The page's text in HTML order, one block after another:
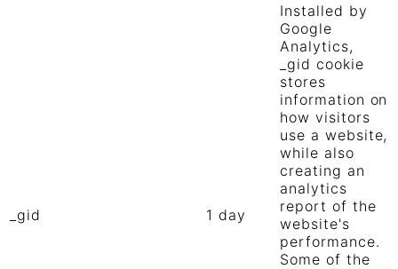
_gid 1 day
Installed by
Google
Analytics,
_gid cookie
stores
information on
how visitors
use a website,
while also
creating an
analytics
report of the
website's
performance.
Some of the